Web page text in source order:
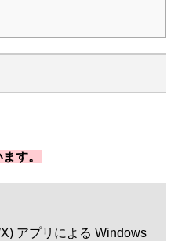
す。
アプリによる Windows